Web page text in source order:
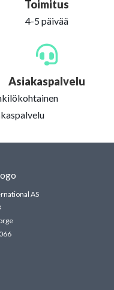
Toimitus
4-5 päivää
Asiakaspalvelu
AS